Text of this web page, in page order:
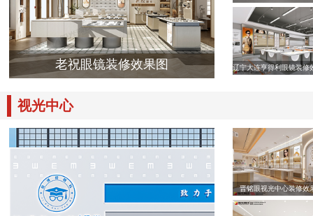
老祝眼镜装修效果图 辽宁大连亨得利眼镜装修
视光中心
晋铭眼视光中心装修效